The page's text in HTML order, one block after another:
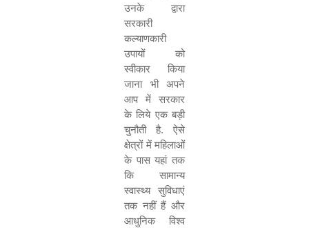
उनके द्वारा
सरकारी
कल्याणकारी
उपायों को
स्वीकार किया
जाना भी अपने
आप में सरकार
के लिये एक बड़ी
चुनौती है. ऐसे
क्षेत्रों में महिलाओं
के पास यहां तक
कि सामान्य
स्वास्थ्य सुविधाएं
तक नहीं हैं और
आधुनिक विश्व